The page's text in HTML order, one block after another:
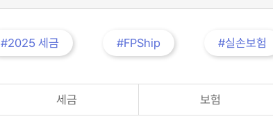
#2025 세금 #FPShip #실손보험
세금 보험